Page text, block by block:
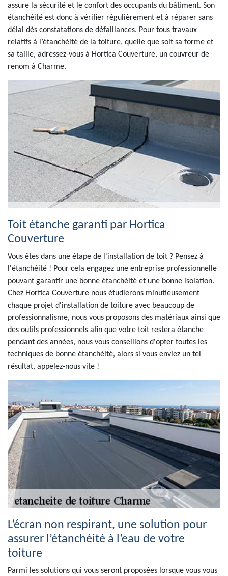
assure la sécurité et le confort des occupants du bâtiment. Son
étanchéité est donc à vérifier régulièrement et à réparer sans
délai dès constatations de défaillances. Pour tous travaux
relatifs à l’étanchéité de la toiture, quelle que soit sa forme et
sa taille, adressez-vous à Hortica Couverture, un couvreur de
renom à Charme.
Toit étanche garanti par Hortica
Couverture
Vous êtes dans une étape de l'installation de toit ? Pensez à
l'étanchéité ! Pour cela engagez une entreprise professionnelle
pouvant garantir une bonne étanchéité et une bonne isolation.
Chez Hortica Couverture nous étudierons minutieusement
chaque projet d'installation de toiture avec beaucoup de
professionnalisme, nous vous proposons des matériaux ainsi que
des outils professionnels afin que votre toit restera étanche
pendant des années, nous vous conseillons d'opter toutes les
techniques de bonne étanchéité, alors si vous enviez un tel
résultat, appelez-nous vite !
L’écran non respirant, une solution pour
assurer l’étanchéité à l’eau de votre
toiture
Parmi les solutions qui vous seront proposées lorsque vous vous